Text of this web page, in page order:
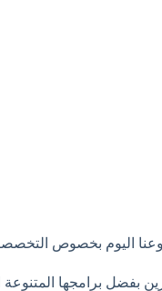
اليوم بخصوص
بفضل برامجها